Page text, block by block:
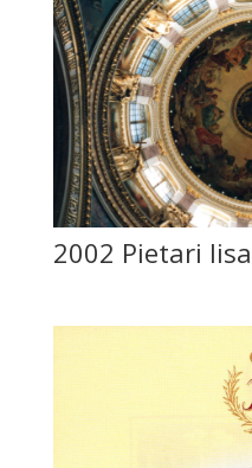
2002 Pietari